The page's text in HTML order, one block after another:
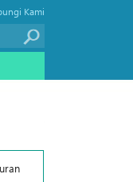
Kami